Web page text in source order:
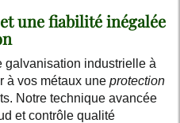
une fiabilité inégalée
galvanisation industrielle à
à vos métaux une protection
Notre technique avancée
et contrôle qualité